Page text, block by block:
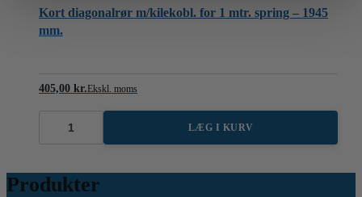
Kort diagonalrør m/kilekobl. for 1 mtr. spring – 1945
mm.
405,00 kr.Ekskl. moms
for
1
LÆG I KURV
Produkter